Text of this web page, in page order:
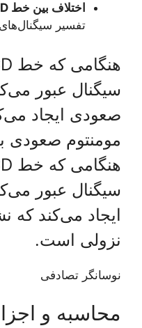
اختلاف بین خط MACD و خط سیگنال.
تفسیر سیگنال‌های MACD
سیگنال عبور
صعودی ایجاد
مومنتوم صعودی
سیگنال عبور
ایجاد می‌کند که
نزولی است.
نوسانگر تصادفی
محاسبه و اجزا